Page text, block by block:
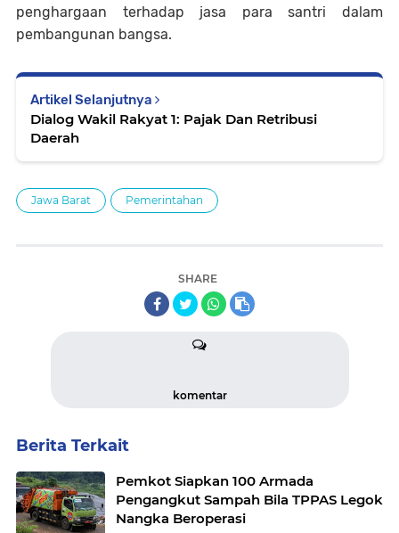
penghargaan terhadap jasa para santri dalam
pembangunan bangsa.
Artikel Selanjutnya
Dialog Wakil Rakyat 1: Pajak Dan Retribusi
Daerah
Jawa Barat Pemerintahan
SHARE
komentar
Berita Terkait
Pemkot Siapkan 100 Armada
Pengangkut Sampah Bila TPPAS Legok
Nangka Beroperasi